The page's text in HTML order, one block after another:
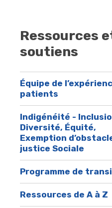
Ressources
soutiens
Équipe de
patients
Indigénéité -
Diversité, Équité,
Exemption
justice Sociale
Programme de
Ressources de A à Z